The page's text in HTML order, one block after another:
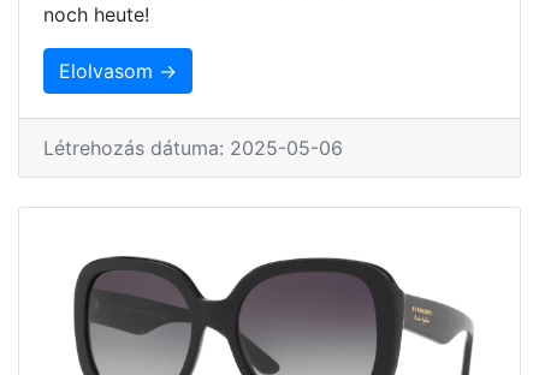
noch heute!
Elolvasom →
Létrehozás dátuma: 2025-05-06